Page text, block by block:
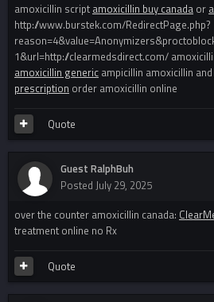
amoxicillin script amoxicillin buy canada or
http://www.burstek.com/RedirectPage.php?
1&url=http://clearmedsdirect.com/
amoxicillin generic ampicillin amoxicillin and
prescription order amoxicillin online
Quote
Guest RalphBuh
Posted July 29, 2025
over the counter amoxicillin canada:
treatment online no Rx
Quote